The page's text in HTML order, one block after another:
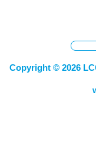
Copyright © 2026